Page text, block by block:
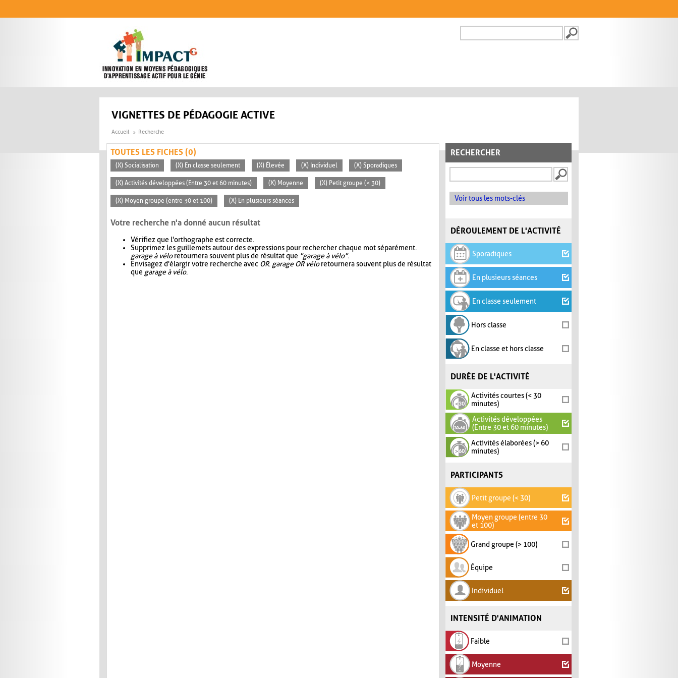
FORMULAIRE DE
VIGNETTES DE PÉDAGOGIE ACTIVE
Accueil Recherche
RECHERCHER
Voir tous les mots-clés
DÉROULEMENT DE L'ACTIVITÉ
Sporadiques
En plusieurs séances
En classe seulement
Hors classe
En classe et hors classe
DURÉE DE L'ACTIVITÉ
Activités courtes (< 30
minutes)
Activités développées
(Entre 30 et 60 minutes)
Activités élaborées (> 60
minutes)
PARTICIPANTS
Petit groupe (< 30)
Moyen groupe (entre 30
et 100)
Grand groupe (> 100)
Équipe
Individuel
INTENSITÉ D'ANIMATION
Faible
Moyenne
TOUTES LES FICHES (0)
(X) Socialisation (X) En classe seulement (X) Élevée (X) Individuel (X) Sporadiques
(X) Activités développées (Entre 30 et 60 minutes) (X) Moyenne (X) Petit groupe (< 30)
(X) Moyen groupe (entre 30 et 100) (X) En plusieurs séances
Votre recherche n'a donné aucun résultat
Vérifiez que l'orthographe est correcte.
Supprimez les guillemets autour des expressions pour rechercher chaque mot séparément.
garage à véloretournera souvent plus de résultat que "garage à vélo".
Envisagez d'élargir votre recherche avec OR. garage OR véloretournera souvent plus de résultat
que garage à vélo.